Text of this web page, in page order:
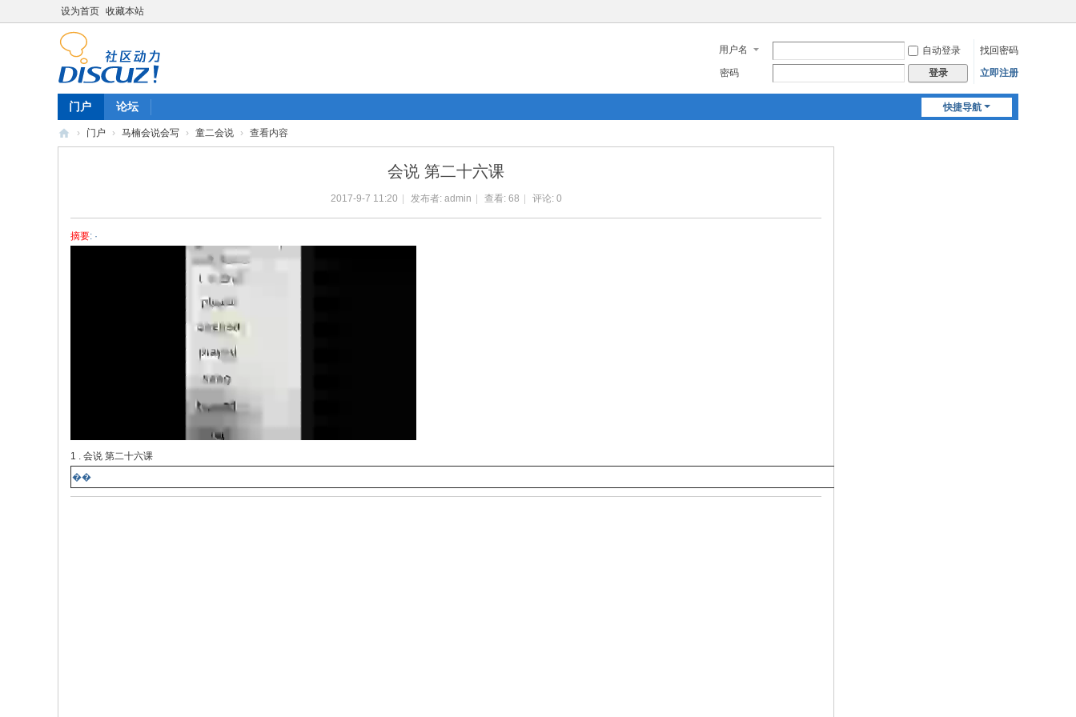
设为首页 收藏本站
用户名 自动登录
找回密码
密码
登录 立即注册
快捷导航
门户 论坛
› 门户 › 马楠会说会写 › 童二会说 › 查看内容
会说 第二十六课
2017-9-7 11:20 发布者: admin 查看: 68 评论: 0
摘要: ·
1 . 会说 第二十六课
��